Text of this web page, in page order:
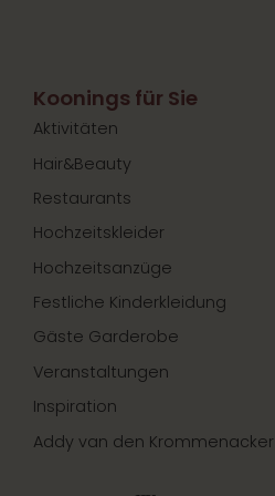
Koonings für Sie
Aktivitäten
Hair&Beauty
Restaurants
Hochzeitskleider
Hochzeitsanzüge
Festliche Kinderkleidung
Gäste Garderobe
Veranstaltungen
Inspiration
Addy van den Krommenacker